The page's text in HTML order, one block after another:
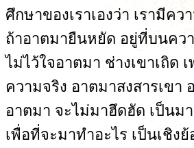
ศึกษาของเราเองว่า เรามีคว
ถ้าอาตมายืนหยัด อยู่ที่บนคว
ไม่ไว้ใจอาตมา ช่างเขาเถิด
ความจริง อาตมาสงสารเขา
อาตมา จะไม่มาฮึดฮัด เป็นม
เพื่อที่จะมาทำอะไร เป็นเชิง